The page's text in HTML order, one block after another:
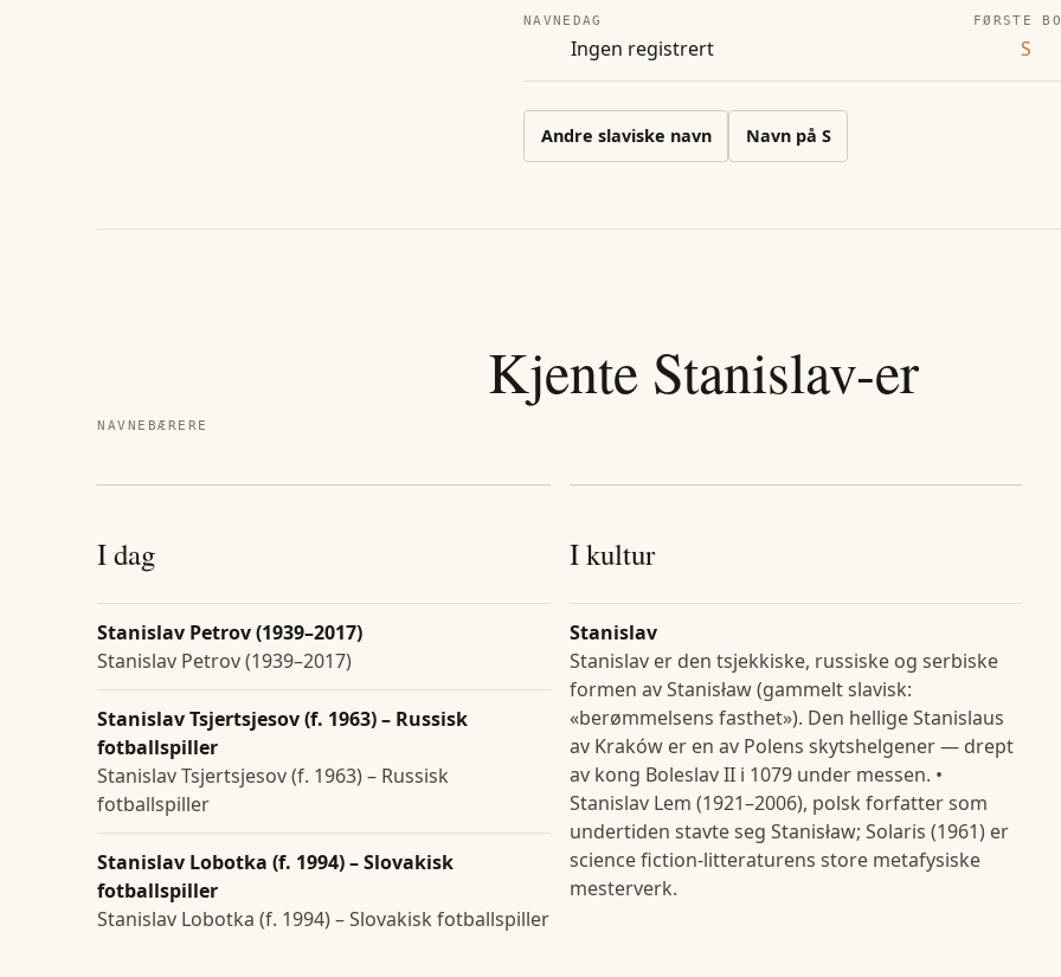
NAVNEDAG
Ingen registrert
FØRSTE
S
Andre slaviske navn Navn på S
NAVNEBÆRERE
Kjente Stanislav-er
I dag
Stanislav Petrov (1939–2017)
Stanislav Petrov (1939–2017)
Stanislav Tsjertsjesov (f. 1963) – Russisk
fotballspiller
Stanislav Tsjertsjesov (f. 1963) – Russisk
fotballspiller
Stanislav Lobotka (f. 1994) – Slovakisk
fotballspiller
Stanislav Lobotka (f. 1994) – Slovakisk fotballspiller
I kultur
Stanislav
Stanislav er den tsjekkiske, russiske og serbiske
formen av Stanisław (gammelt slavisk:
«berømmelsens fasthet»). Den hellige Stanislaus
av Kraków er en av Polens skytshelgener — drept
av kong Boleslav II i 1079 under messen. •
Stanislav Lem (1921–2006), polsk forfatter som
undertiden stavte seg Stanisław; Solaris (1961) er
science fiction-litteraturens store metafysiske
mesterverk.